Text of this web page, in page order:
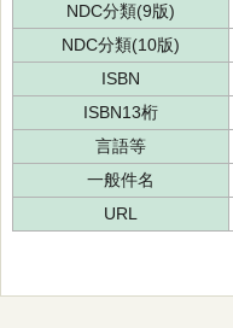
NDC分類(9版)
NDC分類(10版)
ISBN
ISBN13桁
言語等
一般件名
URL